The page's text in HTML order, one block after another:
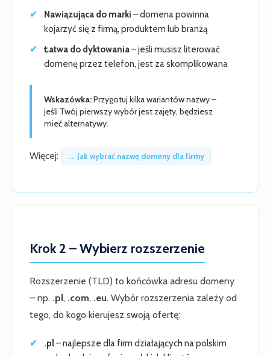
Nawiązująca do marki – domena powinna
kojarzyć się z firmą, produktem lub branżą
Łatwa do dyktowania– jeśli musisz literować
domenę przez telefon, jest za skomplikowana
Wskazówka:Przygotuj kilka wariantów nazwy –
jeśli Twój pierwszy wybór jest zajęty, będziesz
mieć alternatywy.
Więcej: → Jak wybrać nazwę domeny dla firmy
Krok 2 – Wybierz rozszerzenie
Rozszerzenie (TLD) to końcówka adresu domeny
– np. .pl, .com, .eu. Wybór rozszerzenia zależy od
tego, do kogo kierujesz swoją ofertę:
.pl– najlepsze dla firm działających na polskim